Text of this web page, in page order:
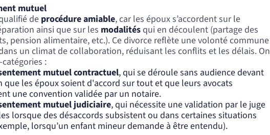
mutuel
de procédure amiable, car les époux s’accordent sur le
ainsi que sur les modalités qui en découlent (partage des
pension alimentaire, etc.). Ce divorce reflète une volonté commune
un climat de collaboration, réduisant les conflits et les délais. On
:
mutuel contractuel, qui se déroule sans audience devant
que les époux soient d'accord sur tout et que leurs avocats
une convention validée par un notaire.
mutuel judiciaire, qui nécessite une validation par le juge
lorsque des désaccords subsistent ou dans certaines situations
lorsqu’un enfant mineur demande à être entendu).